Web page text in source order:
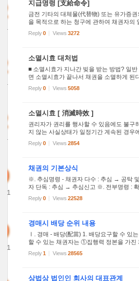
지급명령 [支給命令]
금전 기타의 대체물(代替物) 또는 유가증
을 목적으로 하는 청구에 관하여 채권자의
면 채무자를 심문하지 않고 채무자에게 그
(민사소송법 462~474조). 독촉절차(督促節
Reply0 Views 3272
소멸시효 대처법
■ 소멸시효가 지나간 빚을 받는 방법? 일
면 소멸시효가 끝나서 채권을 소멸하게 된
의기간의 진행은 상대방에 대한 재판상의
분 또는 상대방의 채무승인에 의해 그 진행
Reply0 Views 5058
소멸시효 [ 消滅時效 ]
권리자가 권리를 행사할 수 있음에도 불구
지 않는 사실상태가 일정기간 계속된 경우
인정하는 제도. 소멸시효는 일정기간 권리
가 소멸한다는 점에서는 제척기간(除斥期
Reply0 Views 2854
채권의 기본상식
※. 추심명령 - 채권자 다수 : 추심 → 공탁
자 단독 : 추심 → 추심신고 ※. 전부명령 :
채무자에게 송달시에 소급) ※. 가압류에서
압류를 신청하는 경우 가압류결정서 사본
Reply0 Views 22528
경매시 배당 순위 내용
Ⅰ. 경매 - 배당(配當) 1. 배당요구할 수 있
할 수 있는 채권자는 ①집행력 정본을 가진
결정이 등기된 뒤에 가압류를 한 채권자 ③
법률에 의하여 우선변제청구권이 있는 채
Reply1 Views 28565
상법상 법인인 회사의 대표관계